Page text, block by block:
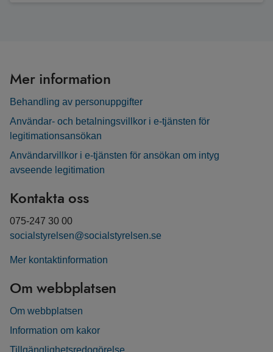
Mer information
Behandling av personuppgifter
Användar- och betalningsvillkor i e-tjänsten för
legitimationsansökan
Användarvillkor i e-tjänsten för ansökan om intyg
avseende legitimation
Kontakta oss
075-247 30 00
socialstyrelsen@socialstyrelsen.se
Mer kontaktinformation
Om webbplatsen
Om webbplatsen
Information om kakor
Tillgänglighetsredogörelse